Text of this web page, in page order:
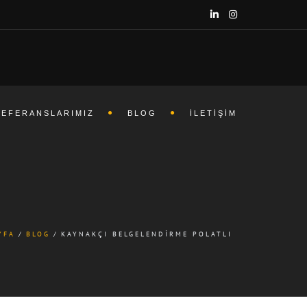
BLOG İLETIŞIM
BLOG KAYNAKÇI BELGELENDIRME POLATLI